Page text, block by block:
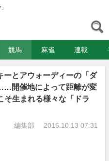
競馬 麻雀 連載
ーとアウォーディーの「ダ
開催地によって距離が変
生まれる様々な「ドラ
編集部 2016.10.13 07:31